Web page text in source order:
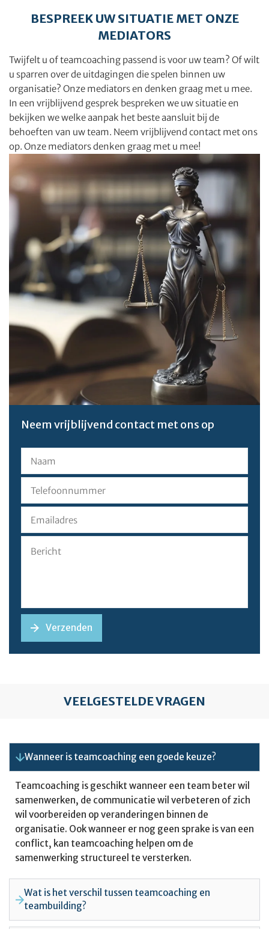
BESPREEK UW SITUATIE MET ONZE
MEDIATORS
Twijfelt u of teamcoaching passend is voor uw team? Of wilt
u sparren over de uitdagingen die spelen binnen uw
organisatie? Onze mediators en denken graag met u mee.
In een vrijblijvend gesprek bespreken we uw situatie en
bekijken we welke aanpak het beste aansluit bij de
behoeften van uw team. Neem vrijblijvend contact met ons
op. Onze mediators denken graag met u mee!
Neem vrijblijvend contact met ons op
VEELGESTELDE VRAGEN
Wanneer is teamcoaching een goede keuze?
Teamcoaching is geschikt wanneer een team beter wil
samenwerken, de communicatie wil verbeteren of zich
wil voorbereiden op veranderingen binnen de
organisatie. Ook wanneer er nog geen sprake is van een
conflict, kan teamcoaching helpen om de
samenwerking structureel te versterken.
Wat is het verschil tussen teamcoaching en
teambuilding?